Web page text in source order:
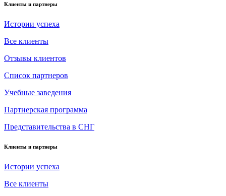
Клиенты и партнеры
Истории успеха
Все клиенты
Отзывы клиентов
Список партнеров
Учебные заведения
Партнерская программа
Представительства в СНГ
Клиенты и партнеры
Истории успеха
Все клиенты